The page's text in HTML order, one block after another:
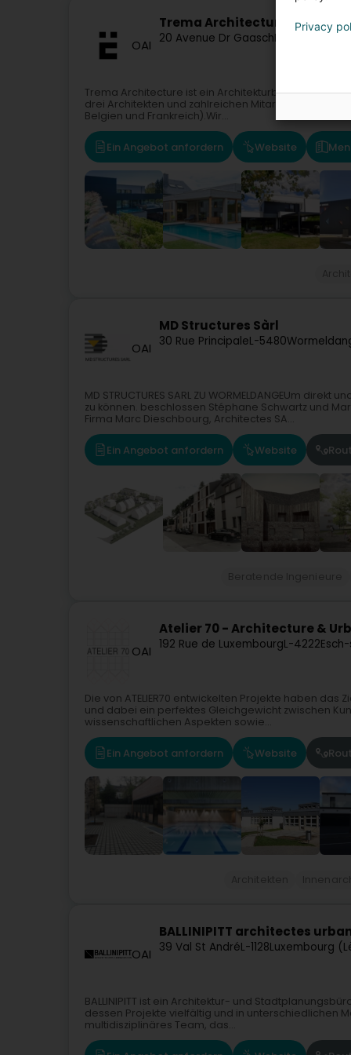
OAI
Trema Architecture Sàrl
20 Avenue Dr GaaschL-4818
Trema Architecture ist ein Architekturbüro in
drei Architekten und zahlreichen Mitarbeitern sind
Belgien und Frankreich).Wir...
Ein Angebot anfordern Website
OAI
MD Structures Sàrl
30 Rue PrincipaleL-5480
MD STRUCTURES SARL ZU WORMELDANGEUm
zu können. beschlossen Stéphane Schwartz und
Firma Marc Dieschbourg, Architectes SA...
Ein Angebot anfordern Website
OAI
Atelier 70 - Architecture &
192 Rue de LuxembourgL-4222
Die von ATELIER70 entwickelten Projekte haben
und dabei ein perfektes Gleichgewicht zwischen
wissenschaftlichen Aspekten sowie...
Ein Angebot anfordern Website
OAI
BALLINIPITT architectes
39 Val St AndréL-1128Luxembourg
BALLINIPITT ist ein Architektur- und
dessen Projekte vielfältig und in unterschiedlichen
multidisziplinäres Team, das...
Privacy